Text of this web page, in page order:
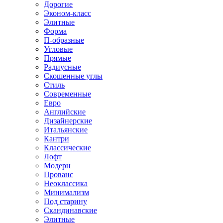
Дорогие
Эконом-класс
Элитные
Форма
П-образные
Угловые
Прямые
Радиусные
Скошенные углы
Стиль
Современные
Евро
Английские
Дизайнерские
Итальянские
Кантри
Классические
Лофт
Модерн
Прованс
Неоклассика
Минимализм
Под старину
Скандинавские
Элитные